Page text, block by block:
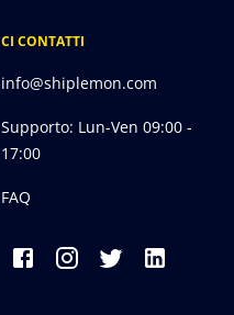
CI CONTATTI
info@shiplemon.com
Supporto: Lun-Ven 09:00 -
17:00
FAQ